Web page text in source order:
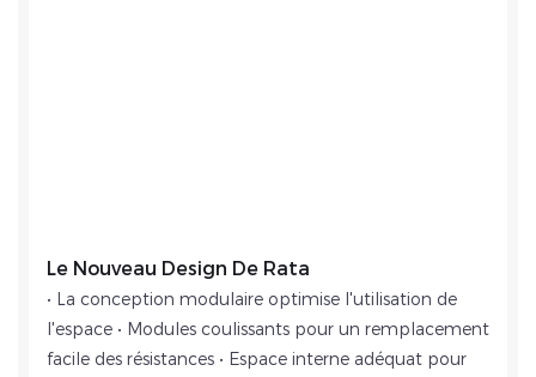
Le Nouveau Design De Rata
• La conception modulaire optimise l'utilisation de
l'espace • Modules coulissants pour un remplacement
facile des résistances • Espace interne adéquat pour